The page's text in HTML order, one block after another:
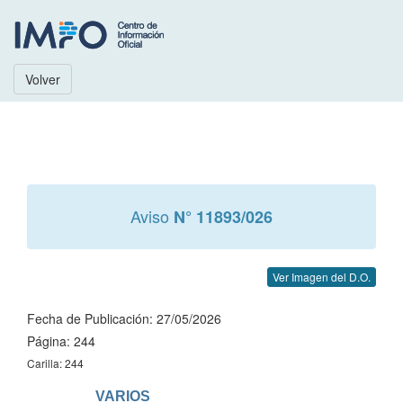
Volver
Aviso N° 11893/026
Ver Imagen del D.O.
Fecha de Publicación: 27/05/2026
Página: 244
Carilla: 244